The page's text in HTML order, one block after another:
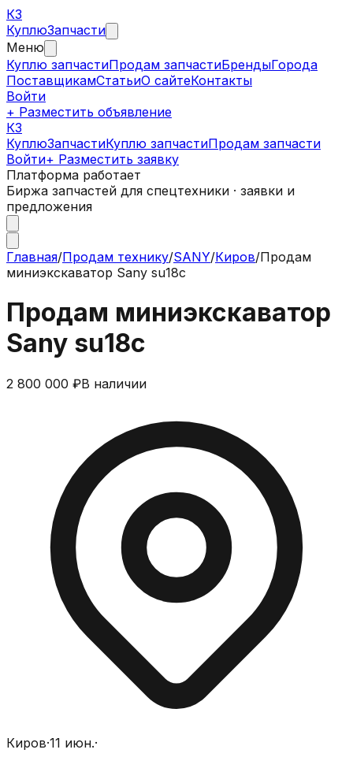
КЗ
КуплюЗапчасти
Меню
Куплю запчастиПродам запчастиБрендыГорода
ПоставщикамСтатьиО сайтеКонтакты
Войти
+ Разместить объявление
КЗ
КуплюЗапчастиКуплю запчастиПродам запчасти
Войти+ Разместить заявку
Платформа работает
Биржа запчастей для спецтехники · заявки и
предложения
Главная/Продам технику/SANY/Киров/Продам
миниэкскаватор Sany su18c
Продам миниэкскаватор
Sany su18c
2 800 000 ₽В наличии
Киров·11 июн.·